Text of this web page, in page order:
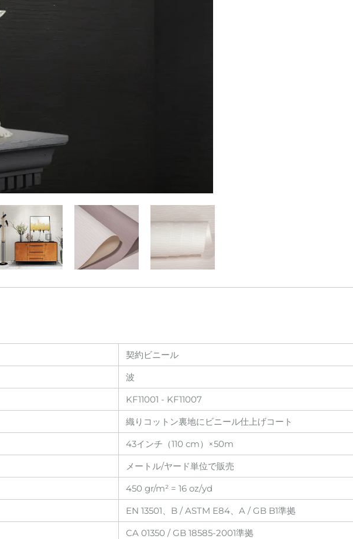
契約ビニール
波
KF11001 - KF11007
織りコットン裏地にビニール仕上げコート
43インチ（110 cm）×50m
メートル/ヤード単位で販売
450 gr/m² = 16 oz/yd
EN 13501、B / ASTM E84、A / GB B1準拠
CA 01350 / GB 18585-2001準拠